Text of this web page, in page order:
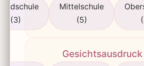
(3)
Mittelschule
(5)
Gesichtsausdruck